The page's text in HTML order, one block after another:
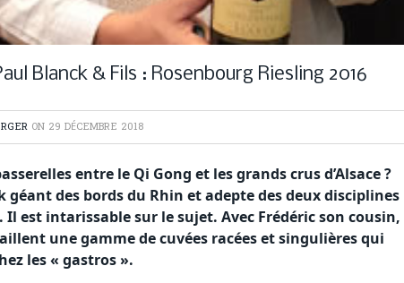
Blanck & Fils : Rosenbourg Riesling 2016
ON 29 DÉCEMBRE 2018
entre le Qi Gong et les grands crus d’Alsace ?
géant des bords du Rhin et adepte des deux disciplines
Il est intarissable sur le sujet. Avec Frédéric son cousin,
une gamme de cuvées racées et singulières qui
les « gastros ».